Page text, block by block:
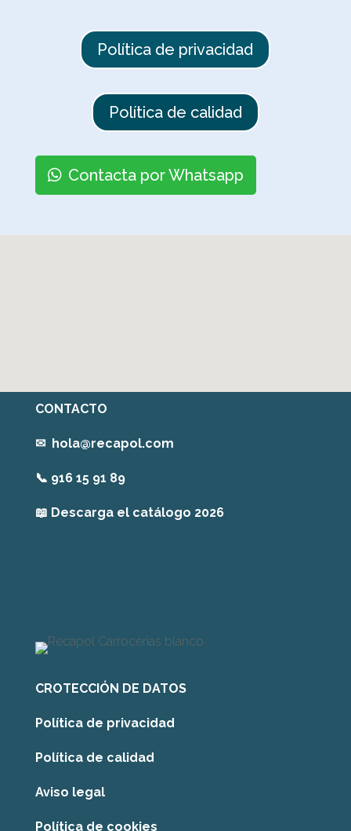
Política de privacidad
Política de calidad
Contacta por Whatsapp
CONTACTO
✉ hola@recapol.com
📞 916 15 91 89
📖 Descarga el catálogo 2026
CROTECCIÓN DE DATOS
Política de privacidad
Política de calidad
Aviso legal
Política de cookies